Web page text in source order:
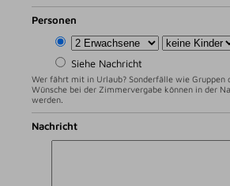
Personen
Siehe Nachricht
Wer fährt mit in Urlaub? Sonderfälle wie Gruppen
Wünsche bei der Zimmervergabe können in der
werden.
Nachricht